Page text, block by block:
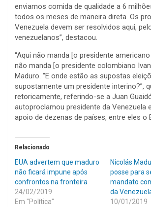
enviamos comida de qualidade a 6
todos os meses de maneira direta. Os
Venezuela devem ser resolvidos aqui,
venezuelanos”, destacou.
“Aqui não manda [o presidente
não manda [o presidente colombiano
Maduro. “E onde estão as supostas
supostamente um presidente interino?”,
retoricamente, referindo-se a Juan
autoproclamou presidente da Venezuela
apoio de dezenas de países, entre eles o
Relacionado
EUA advertem que maduro
não ficará impune após
confrontos na fronteira
24/02/2019
Em "Política"
Nicolás
posse para
mandato
da
10/01/2019